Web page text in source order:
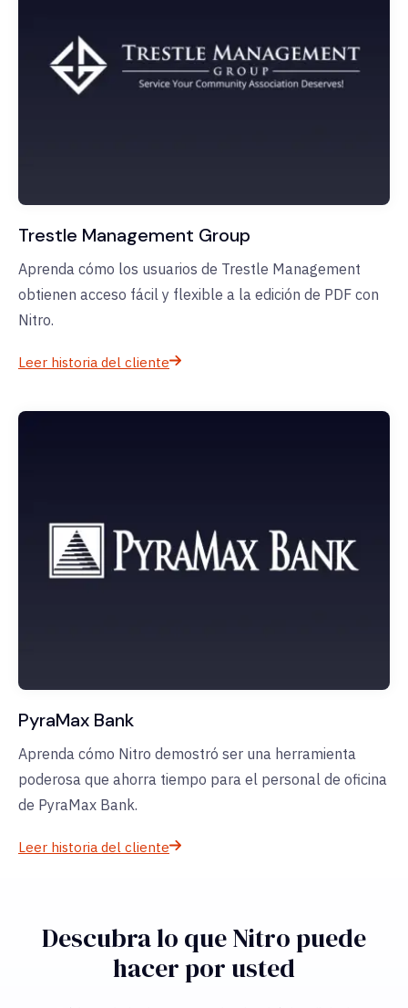
Trestle Management Group
Aprenda cómo los usuarios de Trestle Management
obtienen acceso fácil y flexible a la edición de PDF con
Nitro.
Leer historia del cliente
PyraMax Bank
Aprenda cómo Nitro demostró ser una herramienta
poderosa que ahorra tiempo para el personal de oficina
de PyraMax Bank.
Leer historia del cliente
Descubra lo que Nitro puede
hacer por usted